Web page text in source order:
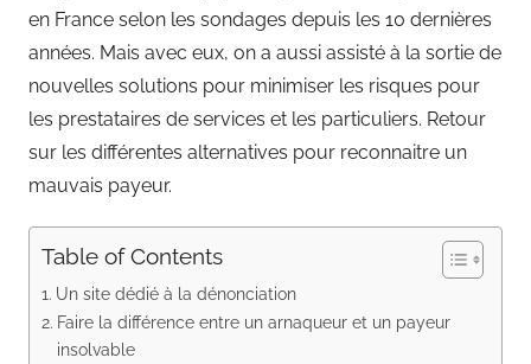
en France selon les sondages depuis les 10 dernières
années. Mais avec eux, on a aussi assisté à la sortie de
nouvelles solutions pour minimiser les risques pour
les prestataires de services et les particuliers. Retour
sur les différentes alternatives pour reconnaitre un
mauvais payeur.
Table of Contents
Un site dédié à la dénonciation
Faire la différence entre un arnaqueur et un payeur
insolvable